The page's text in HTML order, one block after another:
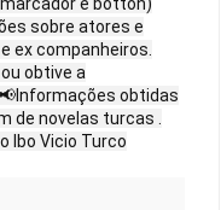
e botton)
sobre atores e
ex companheiros.
obtive a
obtidas
de novelas turcas .
Ibo Vicio Turco